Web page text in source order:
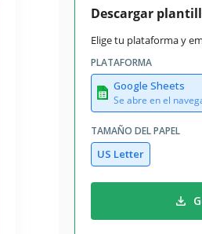
Descargar
Elige tu plataforma y
PLATAFORMA
Google Sheets
Se abre en el
TAMAÑO DEL PAPEL
US Letter